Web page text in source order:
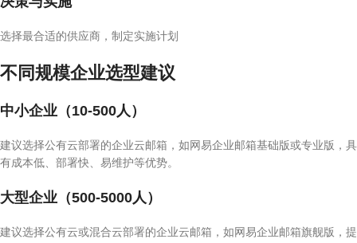
选择最合适的供应商，制定实施计划
不同规模企业选型建议
中小企业（10-500人）
建议选择公有云部署的企业云邮箱，如网易企业邮箱基础版或专业版，具
有成本低、部署快、易维护等优势。
大型企业（500-5000人）
建议选择公有云或混合云部署的企业云邮箱，如网易企业邮箱旗舰版，提